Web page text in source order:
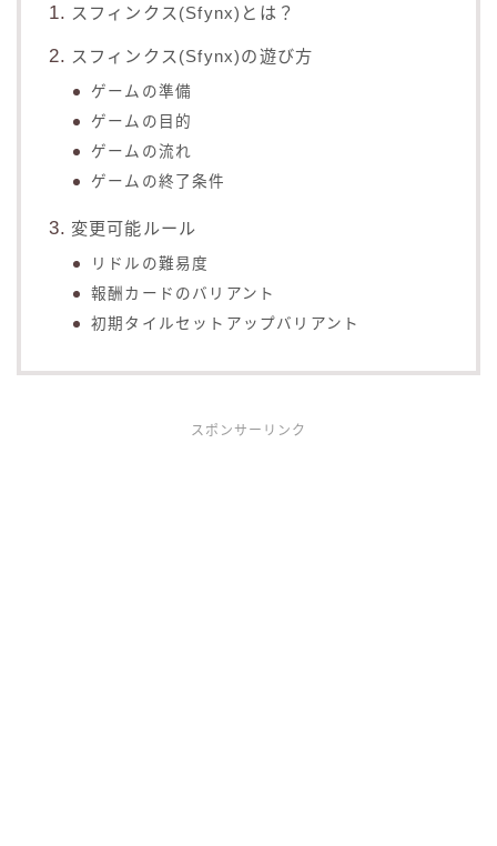
スフィンクス(Sfynx)とは？
スフィンクス(Sfynx)の遊び方
ゲームの準備
ゲームの目的
ゲームの流れ
ゲームの終了条件
変更可能ルール
リドルの難易度
報酬カードのバリアント
初期タイルセットアップバリアント
スポンサーリンク